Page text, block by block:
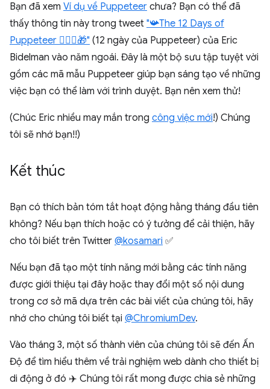
Bạn đã xem Ví dụ về Puppeteer chưa? Bạn có thể đã
thấy thông tin này trong tweet "📯The 12 Days of
Puppeteer 🤹🏻‍♂️🎁" (12 ngày của Puppeteer) của Eric
Bidelman vào năm ngoái. Đây là một bộ sưu tập tuyệt vời
gồm các mã mẫu Puppeteer giúp bạn sáng tạo về những
việc bạn có thể làm với trình duyệt. Bạn nên xem thử!
(Chúc Eric nhiều may mắn trong công việc mới!) Chúng
tôi sẽ nhớ bạn!!)
Kết thúc
Bạn có thích bản tóm tắt hoạt động hằng tháng đầu tiên
không? Nếu bạn thích hoặc có ý tưởng để cải thiện, hãy
cho tôi biết trên Twitter @kosamari ✅
Nếu bạn đã tạo một tính năng mới bằng các tính năng
được giới thiệu tại đây hoặc thay đổi một số nội dung
trong cơ sở mã dựa trên các bài viết của chúng tôi, hãy
nhớ cho chúng tôi biết tại @ChromiumDev.
Vào tháng 3, một số thành viên của chúng tôi sẽ đến Ấn
Độ để tìm hiểu thêm về trải nghiệm web dành cho thiết bị
di động ở đó ✈️ Chúng tôi rất mong được chia sẻ những